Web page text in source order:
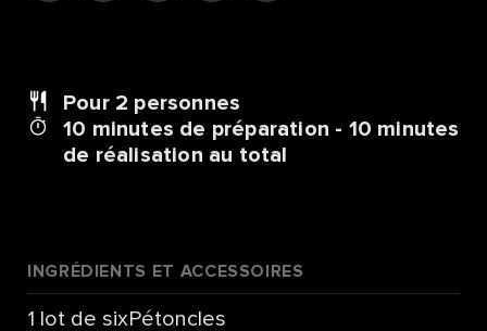
Pour 2 personnes
10 minutes de préparation - 10 minutes
de réalisation au total
INGRÉDIENTS ET ACCESSOIRES
1 lot de sixPétoncles